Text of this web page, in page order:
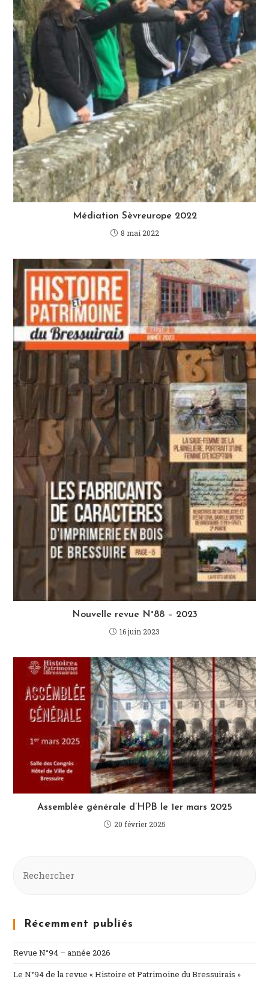
Médiation Sèvreurope 2022
8 mai 2022
Nouvelle revue N°88 – 2023
16 juin 2023
Assemblée générale d’HPB le 1er mars 2025
20 février 2025
Récemment publiés
Revue N°94 – année 2026
Le N°94 de la revue « Histoire et Patrimoine du Bressuirais »